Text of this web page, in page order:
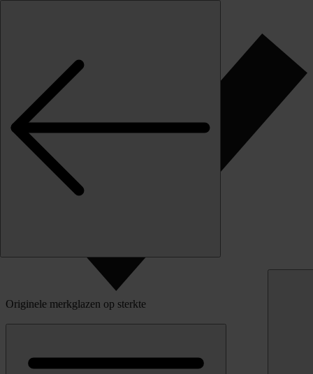
Klantbeoordeling
Originele merkglazen op sterkte